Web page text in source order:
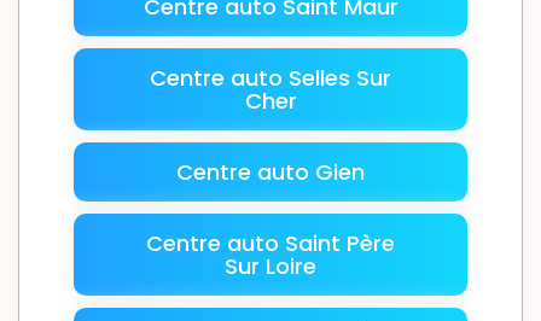
Centre auto Saint Maur
Centre auto Selles Sur
Cher
Centre auto Gien
Centre auto Saint Père
Sur Loire